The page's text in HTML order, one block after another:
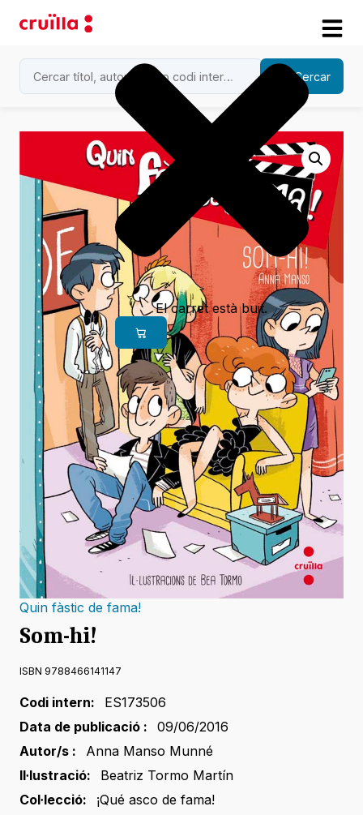
Cercar
Quin fàstic de fama!
Som-hi!
ISBN 9788466141147
Codi intern:
ES173506
Data de publicació :
09/06/2016
Autor/s :
Anna Manso Munné
Il·lustració:
Beatriz Tormo Martín
Col·lecció:
¡Qué asco de fama!